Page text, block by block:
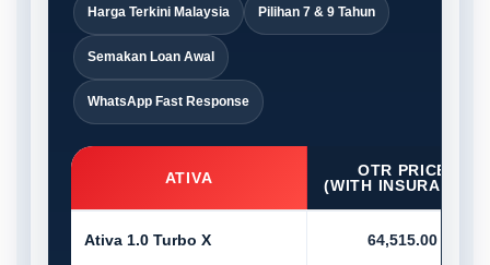
Harga Terkini Malaysia Pilihan 7 & 9 Tahun
Semakan Loan Awal
WhatsApp Fast Response
ATIVA
OTR PRICE
(WITH INSURANCE)
Ativa 1.0 Turbo X 64,515.00